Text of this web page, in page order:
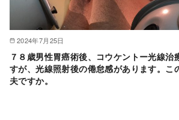
2024年7月25日
７８歳男性胃癌術後、コウケントー光線治
すが、光線照射後の倦怠感があります。こ
夫ですか。